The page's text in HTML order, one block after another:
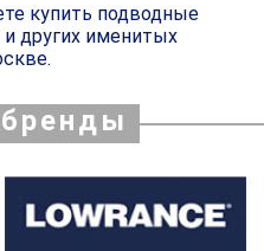
купить подводные
и других именитых